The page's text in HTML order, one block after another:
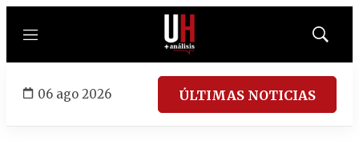
Menú
Mostrar
06 ago 2026 ÚLTIMAS NOTICIAS